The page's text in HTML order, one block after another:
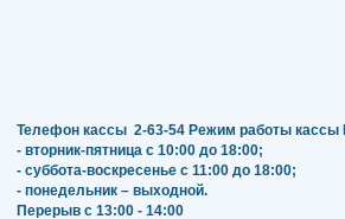
Телефон кассы 2-63-54 Режим работы кассы
- вторник-пятница с 10:00 до 18:00;
- суббота-воскресенье с 11:00 до 18:00;
- понедельник – выходной.
Перерыв с 13:00 - 14:00